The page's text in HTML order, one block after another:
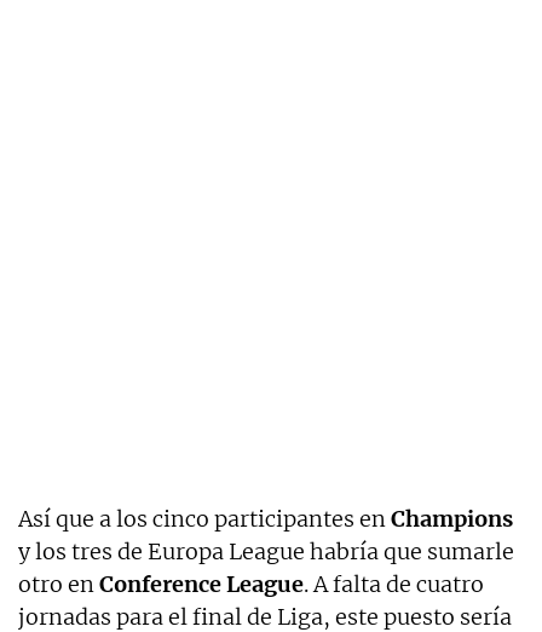
Así que a los cinco participantes en Champions
y los tres de Europa League habría que sumarle
otro en Conference League. A falta de cuatro
jornadas para el final de Liga, este puesto sería